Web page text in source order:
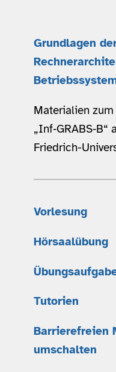
Grundlagen
Materialien
Friedrich-
Vorlesung
Hörsaalübung
Tutorien
Barrierefreien
umschalten